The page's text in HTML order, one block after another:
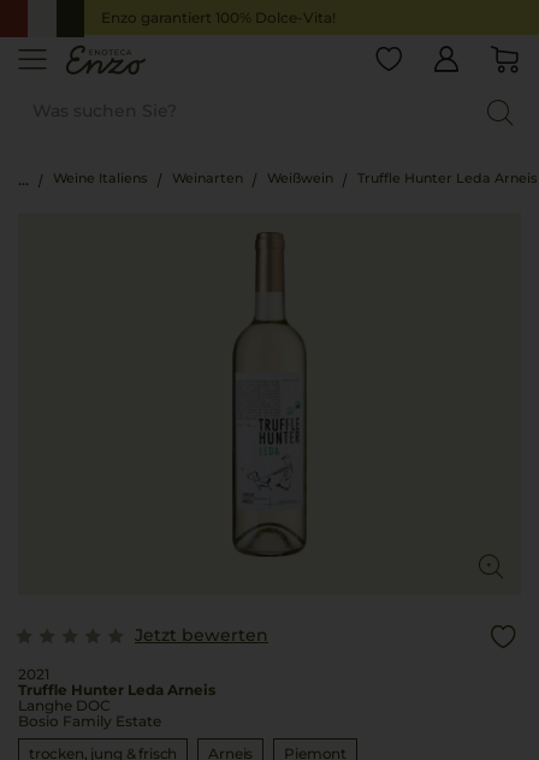
Enzo garantiert 100% Dolce-Vita!
Weine Italiens Weinarten Weißwein Truffle Hunter Leda Arneis
Jetzt bewerten
2021
Truffle Hunter Leda Arneis
Langhe DOC
Bosio Family Estate
trocken, jung & frisch
Arneis Piemont